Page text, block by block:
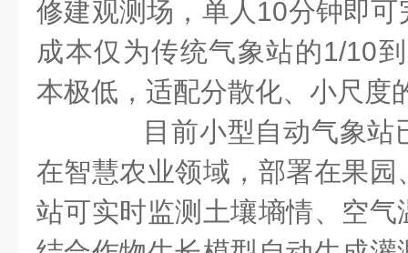
修建观测场，单人10分钟即
成本仅为传统气象站的1/10
本极低，适配分散化、小尺度
目前小型自动气象站
在智慧农业领域，部署在果
站可实时监测土壤墒情、空